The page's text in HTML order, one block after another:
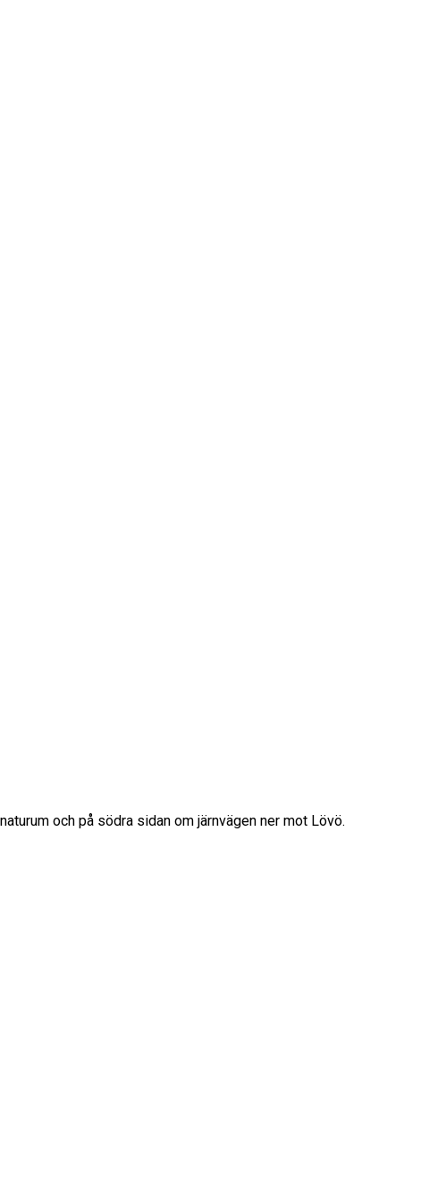
och på södra sidan om järnvägen ner mot Lövö.